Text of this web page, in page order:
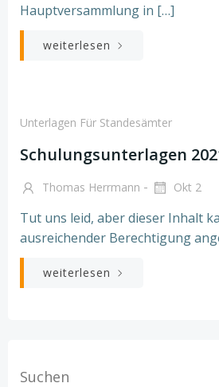
Hauptversammlung in […]
weiterlesen
Unterlagen Für Standesämter
Schulungsunterlagen
Thomas Herrmann - Okt 2
Tut uns leid, aber dieser Inhalt
ausreichender Berechtigung
weiterlesen
Suchen